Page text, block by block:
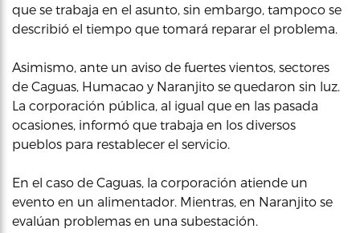
que se trabaja en el asunto, sin embargo, tampoco se
describió el tiempo que tomará reparar el problema.
Asimismo, ante un aviso de fuertes vientos, sectores
de Caguas, Humacao y Naranjito se quedaron sin luz.
La corporación pública, al igual que en las pasada
ocasiones, informó que trabaja en los diversos
pueblos para restablecer el servicio.
En el caso de Caguas, la corporación atiende un
evento en un alimentador. Mientras, en Naranjito se
evalúan problemas en una subestación.